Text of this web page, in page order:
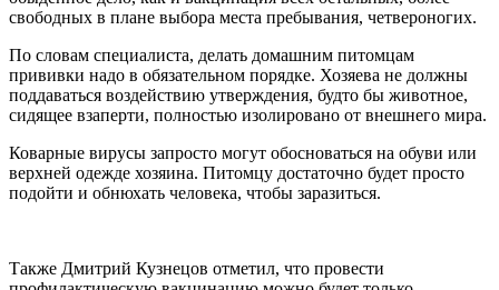
свободных в плане выбора места пребывания, четвероногих.
По словам специалиста, делать домашним питомцам
прививки надо в обязательном порядке. Хозяева не должны
поддаваться воздействию утверждения, будто бы животное,
сидящее взаперти, полностью изолировано от внешнего мира.
Коварные вирусы запросто могут обосноваться на обуви или
верхней одежде хозяина. Питомцу достаточно будет просто
подойти и обнюхать человека, чтобы заразиться.
Также Дмитрий Кузнецов отметил, что провести